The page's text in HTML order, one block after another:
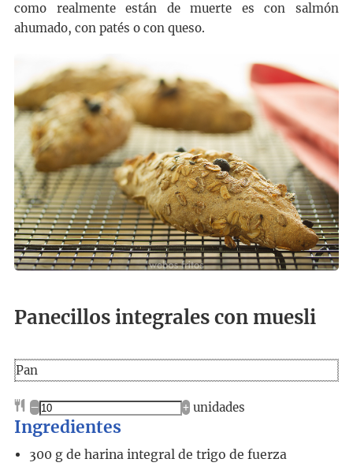
como realmente están de muerte es con salmón
ahumado, con patés o con queso.
Panecillos integrales con muesli
Pan
– + unidades
Ingredientes
300 g de harina integral de trigo de fuerza